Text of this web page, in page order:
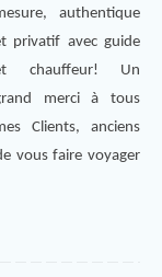
authentique
privatif avec guide
chauffeur! Un
merci à tous
Clients, anciens
vous faire voyager